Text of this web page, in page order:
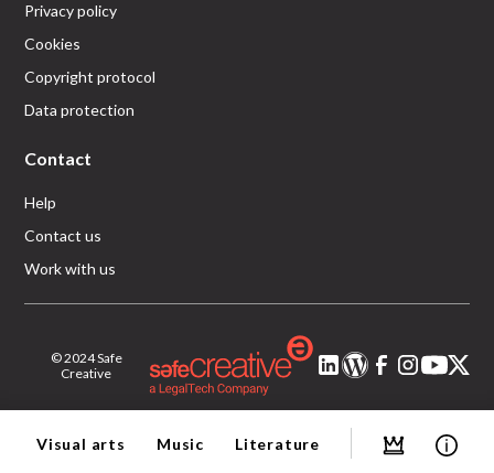
Visual arts Music Literature
Privacy policy
Cookies
Copyright protocol
Data protection
Contact
Help
Contact us
Work with us
© 2024 Safe
Creative